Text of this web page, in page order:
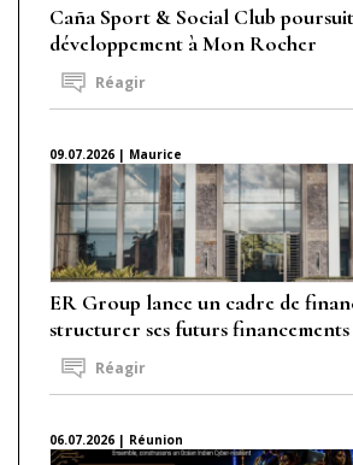
Caña Sport & Social Club
développement à Mon Rocher
Réagir
09.07.2026 | Maurice
ER Group lance un cadre de
structurer ses futurs financements
Réagir
06.07.2026 | Réunion